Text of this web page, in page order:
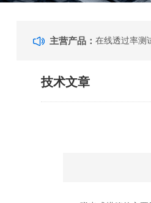
主营产品：
技术文章